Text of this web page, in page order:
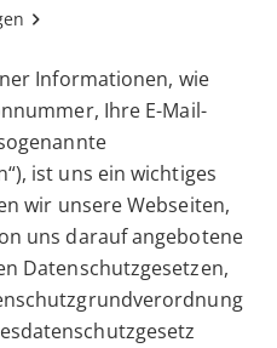
Informationen, wie
Ihre E-Mail-
ist uns ein wichtiges
wir unsere Webseiten,
uns darauf angebotene
Datenschutzgesetzen,